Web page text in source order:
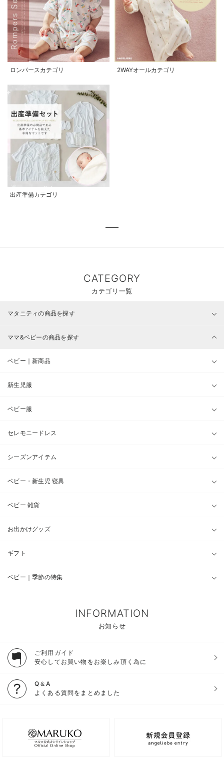
ロンパースカテゴリ 2WAYオールカテゴリ
出産準備カテゴリ
CATEGORY
カテゴリ一覧
マタニティの商品を探す
ママ&ベビーの商品を探す
ベビー｜新商品
新生児服
ベビー服
セレモニードレス
シーズンアイテム
ベビー・新生児 寝具
ベビー 雑貨
お出かけグッズ
ギフト
ベビー｜季節の特集
INFORMATION
お知らせ
ご利用ガイド
安心してお買い物をお楽しみ頂く為に
Q＆A
よくある質問をまとめました